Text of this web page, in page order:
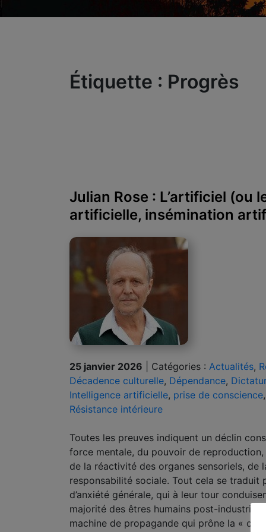
Étiquette : Progrès
Julian Rose : L’artificiel
artificielle, insémination
25 janvier 2026 Catégories : Actualités,
Décadence culturelle, Dépendance,
Intelligence artificielle, prise de conscience,
Résistance intérieure
Toutes les preuves indiquent un déclin
force mentale, du pouvoir de
de la réactivité des organes sensoriels, de
responsabilité sociale. Tout cela se traduit
d’anxiété générale, qui à leur tour
majorité des êtres humains post-
machine de propagande qui prône la «